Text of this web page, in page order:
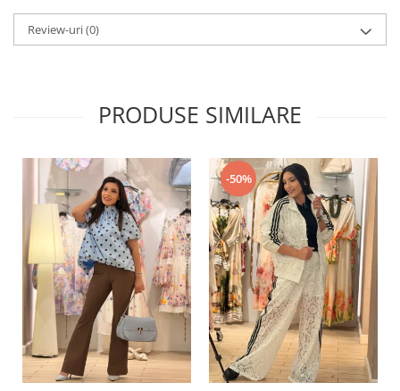
Review-uri(0)
PRODUSE SIMILARE
-50%